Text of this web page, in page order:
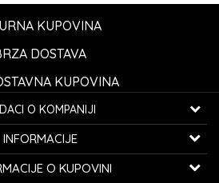
KUPOVINA
DOSTAVA
KUPOVINA
O KOMPANIJI
Fashion d.o.o.
41 32000 Čačak, Srbija
INFORMACIJE
O namaO KUPOVINI